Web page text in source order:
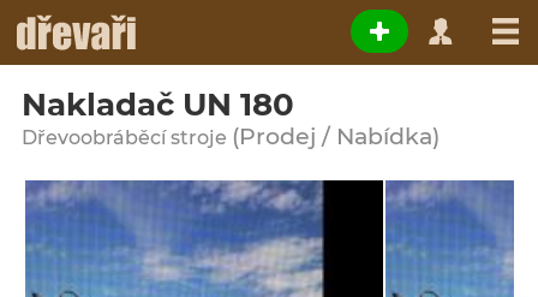
Nakladač UN 180
Dřevoobráběcí stroje (Prodej / Nabídka)